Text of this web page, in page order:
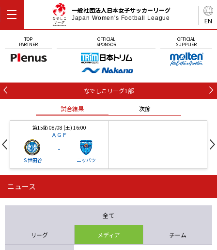
EN
一般社団法人日本女子サッカーリーグ
Japan Women's Football League
TOP
PARTNER
OFFICIAL
SPONSOR
OFFICIAL
SUPPLIER
なでしこリーグ1部
試合結果 次節
第15節 08/08 (土) 16:00
ＡＧＦ
Ｓ世田谷
-
ニッパツ
第16節 09/05 (土) 15:00
ニッパツ 石人の星
ニュース
全て
リーグ メディア チーム